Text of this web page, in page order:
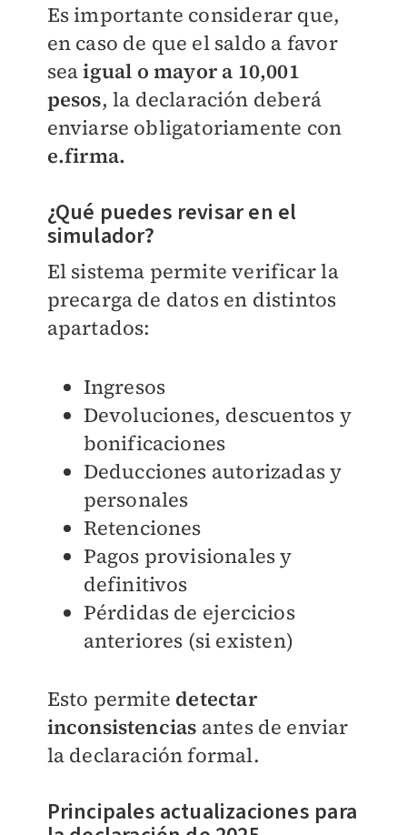
Es importante considerar que,
en caso de que el saldo a favor
seaigual o mayor a 10,001
pesos, la declaración deberá
enviarse obligatoriamente con
e.firma.
¿Qué puedes revisar en el
simulador?
El sistema permite verificar la
precarga de datos en distintos
apartados:
Ingresos
Devoluciones, descuentos y
bonificaciones
Deducciones autorizadas y
personales
Retenciones
Pagos provisionales y
definitivos
Pérdidas de ejercicios
anteriores (si existen)
Esto permite detectar
inconsistencias antes de enviar
la declaración formal.
Principales actualizaciones para